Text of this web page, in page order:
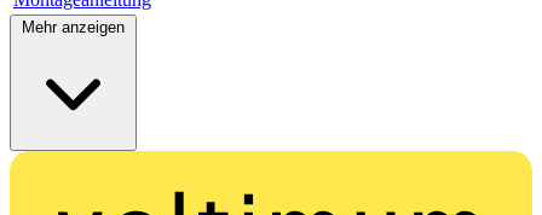
Mehr anzeigen